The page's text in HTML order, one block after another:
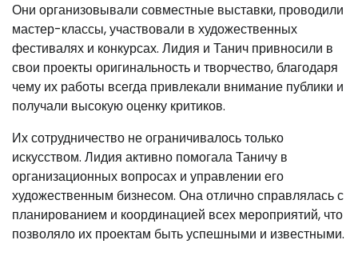
Они организовывали совместные выставки, проводили
мастер-классы, участвовали в художественных
фестивалях и конкурсах. Лидия и Танич привносили в
свои проекты оригинальность и творчество, благодаря
чему их работы всегда привлекали внимание публики и
получали высокую оценку критиков.
Их сотрудничество не ограничивалось только
искусством. Лидия активно помогала Таничу в
организационных вопросах и управлении его
художественным бизнесом. Она отлично справлялась с
планированием и координацией всех мероприятий, что
позволяло их проектам быть успешными и известными.